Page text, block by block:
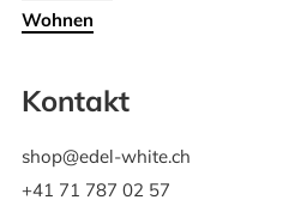
Wohnen
Kontakt
shop@edel-white.ch
+41 71 787 02 57